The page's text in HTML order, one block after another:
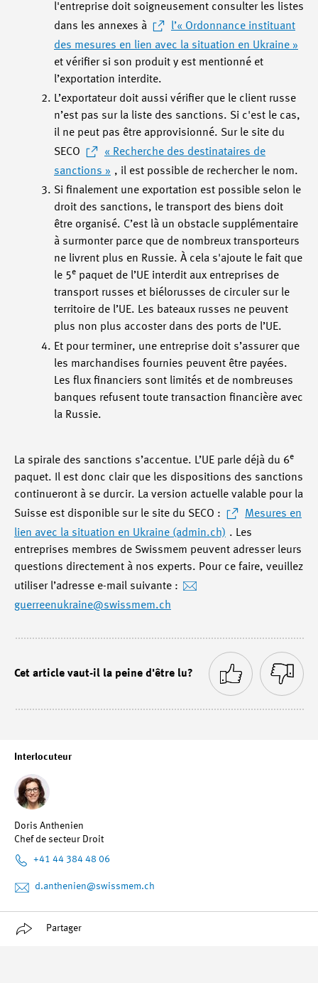
Interlocuteur
Doris Anthenien
Chef de secteur Droit
+41 44 384 48 06
d.anthenien@swissmem.ch
Partager
l'entreprise doit soigneusement consulter les listes
dans les annexes à
l’« Ordonnance instituant
des mesures en lien avec la situation en Ukraine »
et vérifier si son produit y est mentionné et
l’exportation interdite.
L’exportateur doit aussi vérifier que le client russe
n’est pas sur la liste des sanctions. Si c'est le cas,
il ne peut pas être approvisionné. Sur le site du
SECO
« Recherche des destinataires de
sanctions » , il est possible de rechercher le nom.
Si finalement une exportation est possible selon le
droit des sanctions, le transport des biens doit
être organisé. C’est là un obstacle supplémentaire
à surmonter parce que de nombreux transporteurs
ne livrent plus en Russie. À cela s'ajoute le fait que
le 5e paquet de l’UE interdit aux entreprises de
transport russes et biélorusses de circuler sur le
territoire de l’UE. Les bateaux russes ne peuvent
plus non plus accoster dans des ports de l’UE.
Et pour terminer, une entreprise doit s’assurer que
les marchandises fournies peuvent être payées.
Les flux financiers sont limités et de nombreuses
banques refusent toute transaction financière avec
la Russie.
La spirale des sanctions s’accentue. L’UE parle déjà du 6e
paquet. Il est donc clair que les dispositions des sanctions
continueront à se durcir. La version actuelle valable pour la
Suisse est disponible sur le site du SECO :
Mesures en
lien avec la situation en Ukraine (admin.ch) . Les
entreprises membres de Swissmem peuvent adresser leurs
questions directement à nos experts. Pour ce faire, veuillez
utiliser l’adresse e-mail suivante :
guerreenukraine@swissmem.ch
Cet article vaut-il la peine d'être lu?